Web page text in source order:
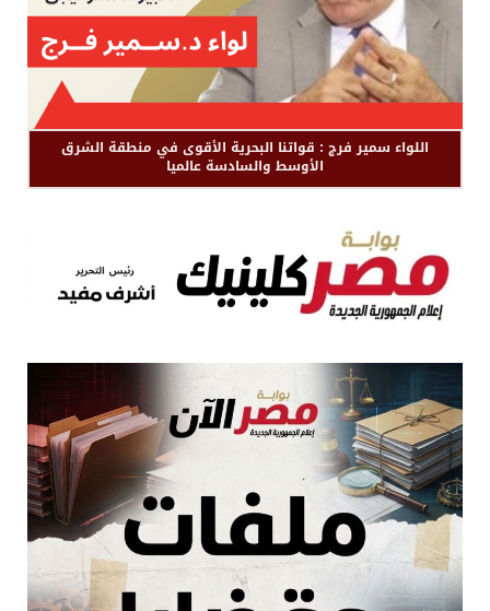
اللواء سمير فرج : قواتنا البحرية الأقوى في منطقة الشرق
الأوسط والسادسة عالميا